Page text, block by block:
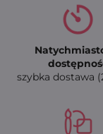
szybka dostawa